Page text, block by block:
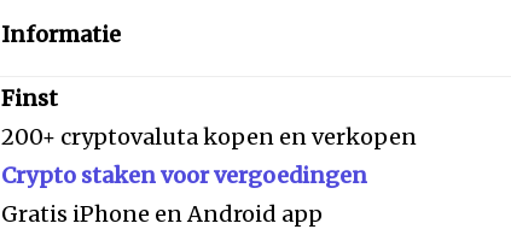
Informatie
Finst
200+ cryptovaluta kopen en verkopen
Crypto staken voor vergoedingen
Gratis iPhone en Android app